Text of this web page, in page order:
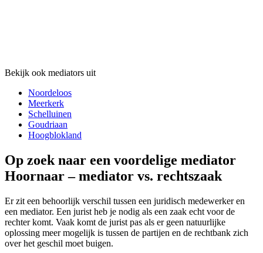
Bekijk ook mediators uit
Noordeloos
Meerkerk
Schelluinen
Goudriaan
Hoogblokland
Op zoek naar een voordelige mediator
Hoornaar – mediator vs. rechtszaak
Er zit een behoorlijk verschil tussen een juridisch medewerker en
een mediator. Een jurist heb je nodig als een zaak echt voor de
rechter komt. Vaak komt de jurist pas als er geen natuurlijke
oplossing meer mogelijk is tussen de partijen en de rechtbank zich
over het geschil moet buigen.